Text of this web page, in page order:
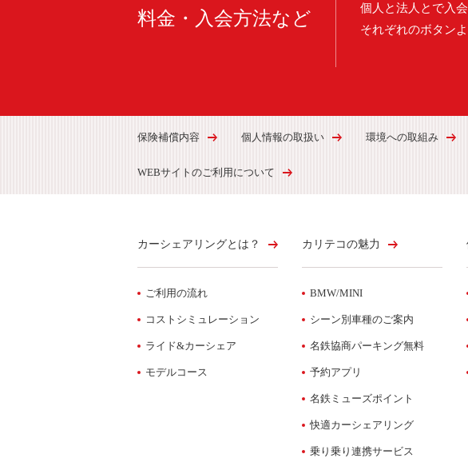
料金・入会方法など
個人と法人とで入
それぞれのボタン
保険補償内容 個人情報の取扱い 環境への取組み
WEBサイトのご利用について
カーシェアリングとは？
ご利用の流れ
コストシミュレーション
ライド&カーシェア
モデルコース
カリテコの魅力
BMW/MINI
シーン別車種のご案内
名鉄協商パーキング無料
予約アプリ
名鉄ミューズポイント
快適カーシェアリング
乗り乗り連携サービス